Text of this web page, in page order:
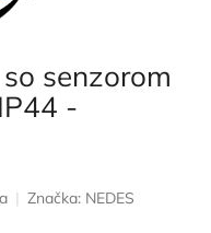
senzorom
-
Značka: NEDES